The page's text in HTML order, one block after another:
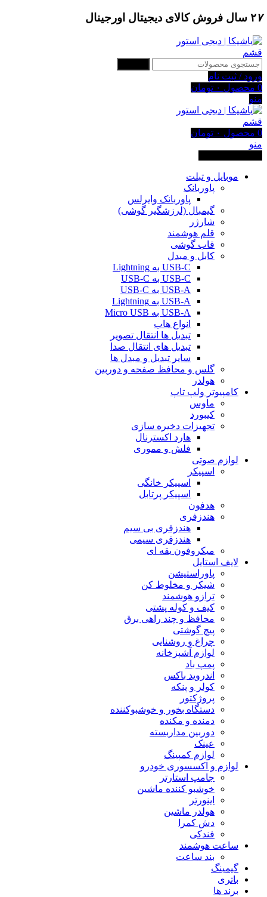
۲۷ سال فروش کالای دیجیتال اورجینال
ورود / ثبت نام
0 محصول ۰ تومان
منو
0 محصول ۰ تومان
منو
موبایل و تبلت
پاوربانک
پاوربانک وایرلس
گیمبال (لرزشگیر گوشی)
شارژر
قلم هوشمند
قاب گوشی
کابل و مبدل
USB-C به Lightning
USB-C به USB-C
USB-A به USB-C
USB-A به Lightning
USB-A به Micro USB
انواع هاب
تبدیل ها انتقال تصویر
تبدیل های انتقال صدا
سایر تبدیل و مبدل ها
گلس و محافظ صفحه و دوربین
هولدر
کامپیوتر ولپ تاپ
ماوس
کیبورد
تجهیزات دخیره سازی
هارد اکسترنال
فلش و مموری
لوازم صوتی
اسپیکر
اسپیکر خانگی
اسپیکر پرتابل
هدفون
هندزفری
هندزفری بی سیم
هندزفری سیمی
میکروفون یقه ای
لایف استایل
پاوراستیشن
شیکر و مخلوط کن
ترازو هوشمند
کیف و کوله پشتی
محافظ و چند راهی برق
پیچ گوشتی
چراغ و روشنایی
لوازم آشپزخانه
پمپ باد
اندروید باکس
کولر و پنکه
پروژکتور
دستگاه بخور و خوشبوکننده
دمنده و مکنده
دوربین مداربسته
عینک
لوازم کمپینگ
لوازم و اکسسوری خودرو
جامپ استارتر
خوشبو کننده ماشین
اینورتر
هولدر ماشین
دش کمرا
فندکی
ساعت هوشمند
بند ساعت
گیمینگ
باتری
برند ها